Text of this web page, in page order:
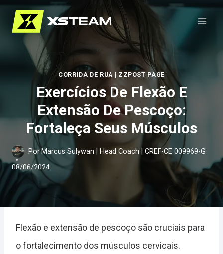
Pular
para
Conteúdo
CORRIDA DE RUA | ZZPOST PAGE
Exercícios De Flexão E
Extensão De Pescoço:
Fortaleça Seus Músculos
PorMarcus Sulywan | Head Coach | CREF-CE 009969-G
08/06/2024
Flexão e extensão de pescoço são cruciais para
o fortalecimento dos músculos cervicais.